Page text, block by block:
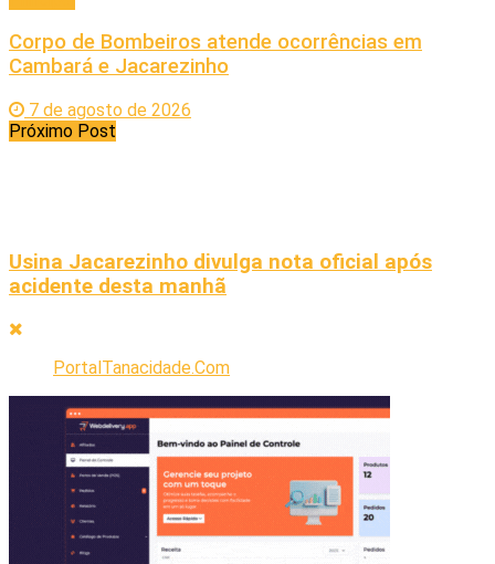
Corpo de Bombeiros atende ocorrências em
Cambará e Jacarezinho
7 de agosto de 2026
Próximo Post
Usina Jacarezinho divulga nota oficial após
acidente desta manhã
PortalTanacidade.Com